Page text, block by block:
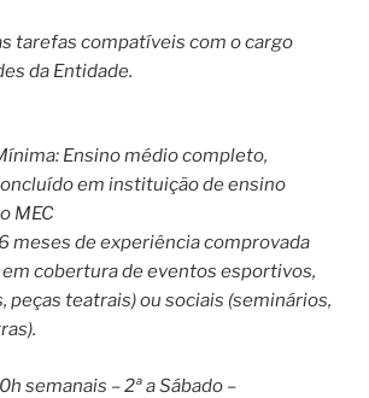
tarefas compatíveis com o cargo
da Entidade.
Ensino médio completo,
em instituição de ensino
MEC
meses de experiência comprovada
cobertura de eventos esportivos,
peças teatrais) ou sociais (seminários,
semanais – 2ª a Sábado –